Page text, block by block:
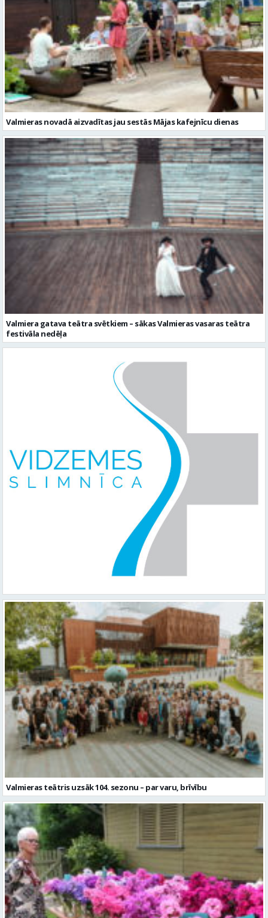
Valmieras novadā aizvadītas jau sestās Mājas kafejnīcu dienas
Valmiera gatava teātra svētkiem – sākas Valmieras vasaras teātra
festivāla nedēļa
Valmieras teātris uzsāk 104. sezonu – par varu, brīvību